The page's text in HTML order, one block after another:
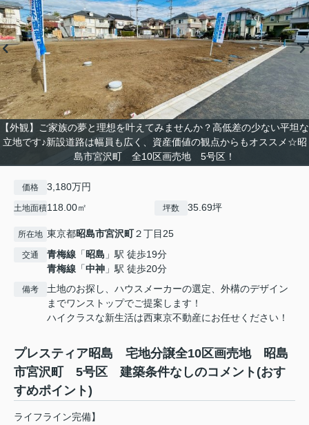
【外観】ご家族の夢と理想を叶えてみませんか？高低差の少ない平坦な
立地です♪新設道路は幅員も広く、資産価値の観点からもオススメ☆昭
島市宮沢町 全10区画売地 5号区！
価格 3,180万円
土地面積118.00㎡ 坪数 35.69坪
所在地 東京都昭島市宮沢町２丁目25
交通 青梅線 「昭島 」駅 徒歩19分
青梅線 「中神 」駅 徒歩20分
備考
土地のお探し、ハウスメーカーの選定、外構のデザイン
までワンストップでご提案します！
ハイクラスな新生活は西東京不動産にお任せください！
プレスティア昭島 宅地分譲全10区画売地 昭島
市宮沢町 5号区 建築条件なしのコメント(おす
すめポイント)
ライフライン完備】